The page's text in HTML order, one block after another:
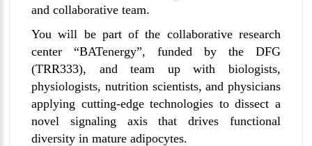
and collaborative team.
You will be part of the collaborative research
center “BATenergy”, funded by the DFG
(TRR333), and team up with biologists,
physiologists, nutrition scientists, and physicians
applying cutting-edge technologies to dissect a
novel signaling axis that drives functional
diversity in mature adipocytes.